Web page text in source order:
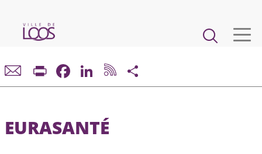
contenu
principal
Main
navigation
VIE MUNICIPALE
CADRE DE VIE ET URBANISME
Print FacebookLinkedIn
EURASANTÉ